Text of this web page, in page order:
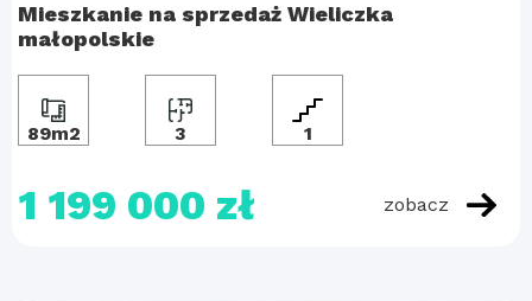
Mieszkanie na sprzedaż Wieliczka
małopolskie
89m2 3 1
1 199 000 zł zobacz